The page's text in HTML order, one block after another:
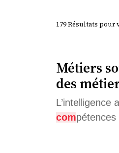
179 Résultats pour
Métiers
des
L’intelligence
com